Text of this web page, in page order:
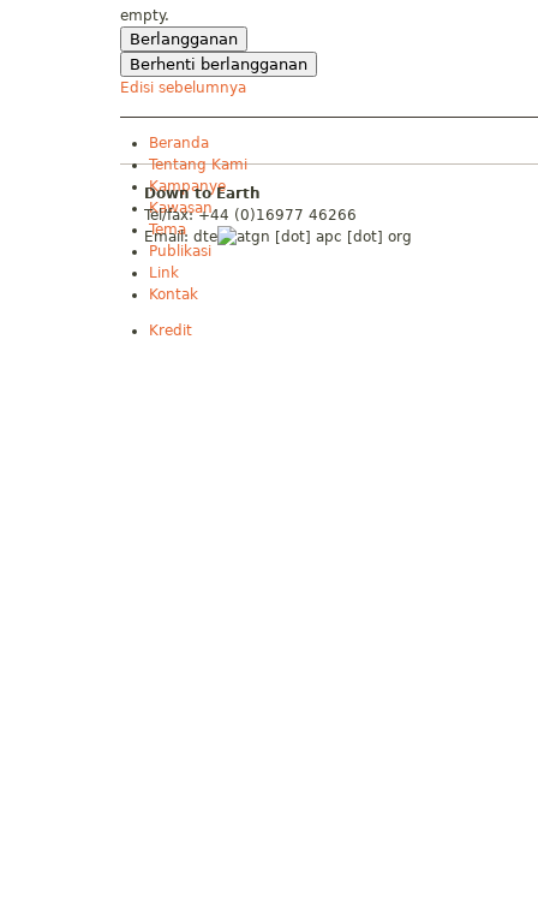
empty.
Edisi sebelumnya
Beranda
Tentang Kami
Kampanye
Kawasan
Tema
Publikasi
Link
Kontak
Kredit
Down to Earth
Tel/fax: +44 (0)16977 46266
Email: dte gn [dot] apc [dot] org